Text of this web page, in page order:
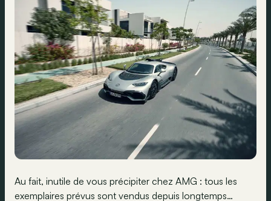
Au fait, inutile de vous précipiter chez AMG : tous les
exemplaires prévus sont vendus depuis longtemps…